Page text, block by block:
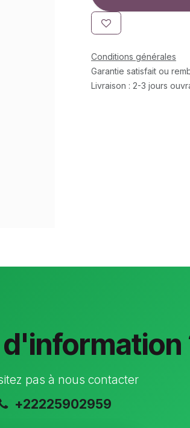
Conditions générales
Garantie satisfait ou
Livraison : 2-3 jours
pas à nous contacter
+22225902959